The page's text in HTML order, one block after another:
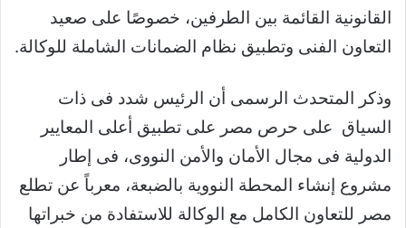
القانونية القائمة بين الطرفين، خصوصًا على صعيد
التعاون الفنى وتطبيق نظام الضمانات الشاملة للوكالة.
وذكر المتحدث الرسمى أن الرئيس شدد فى ذات
السياق على حرص مصر على تطبيق أعلى المعايير
الدولية فى مجال الأمان والأمن النووى، فى إطار
مشروع إنشاء المحطة النووية بالضبعة، معرباً عن تطلع
مصر للتعاون الكامل مع الوكالة للاستفادة من خبراتها